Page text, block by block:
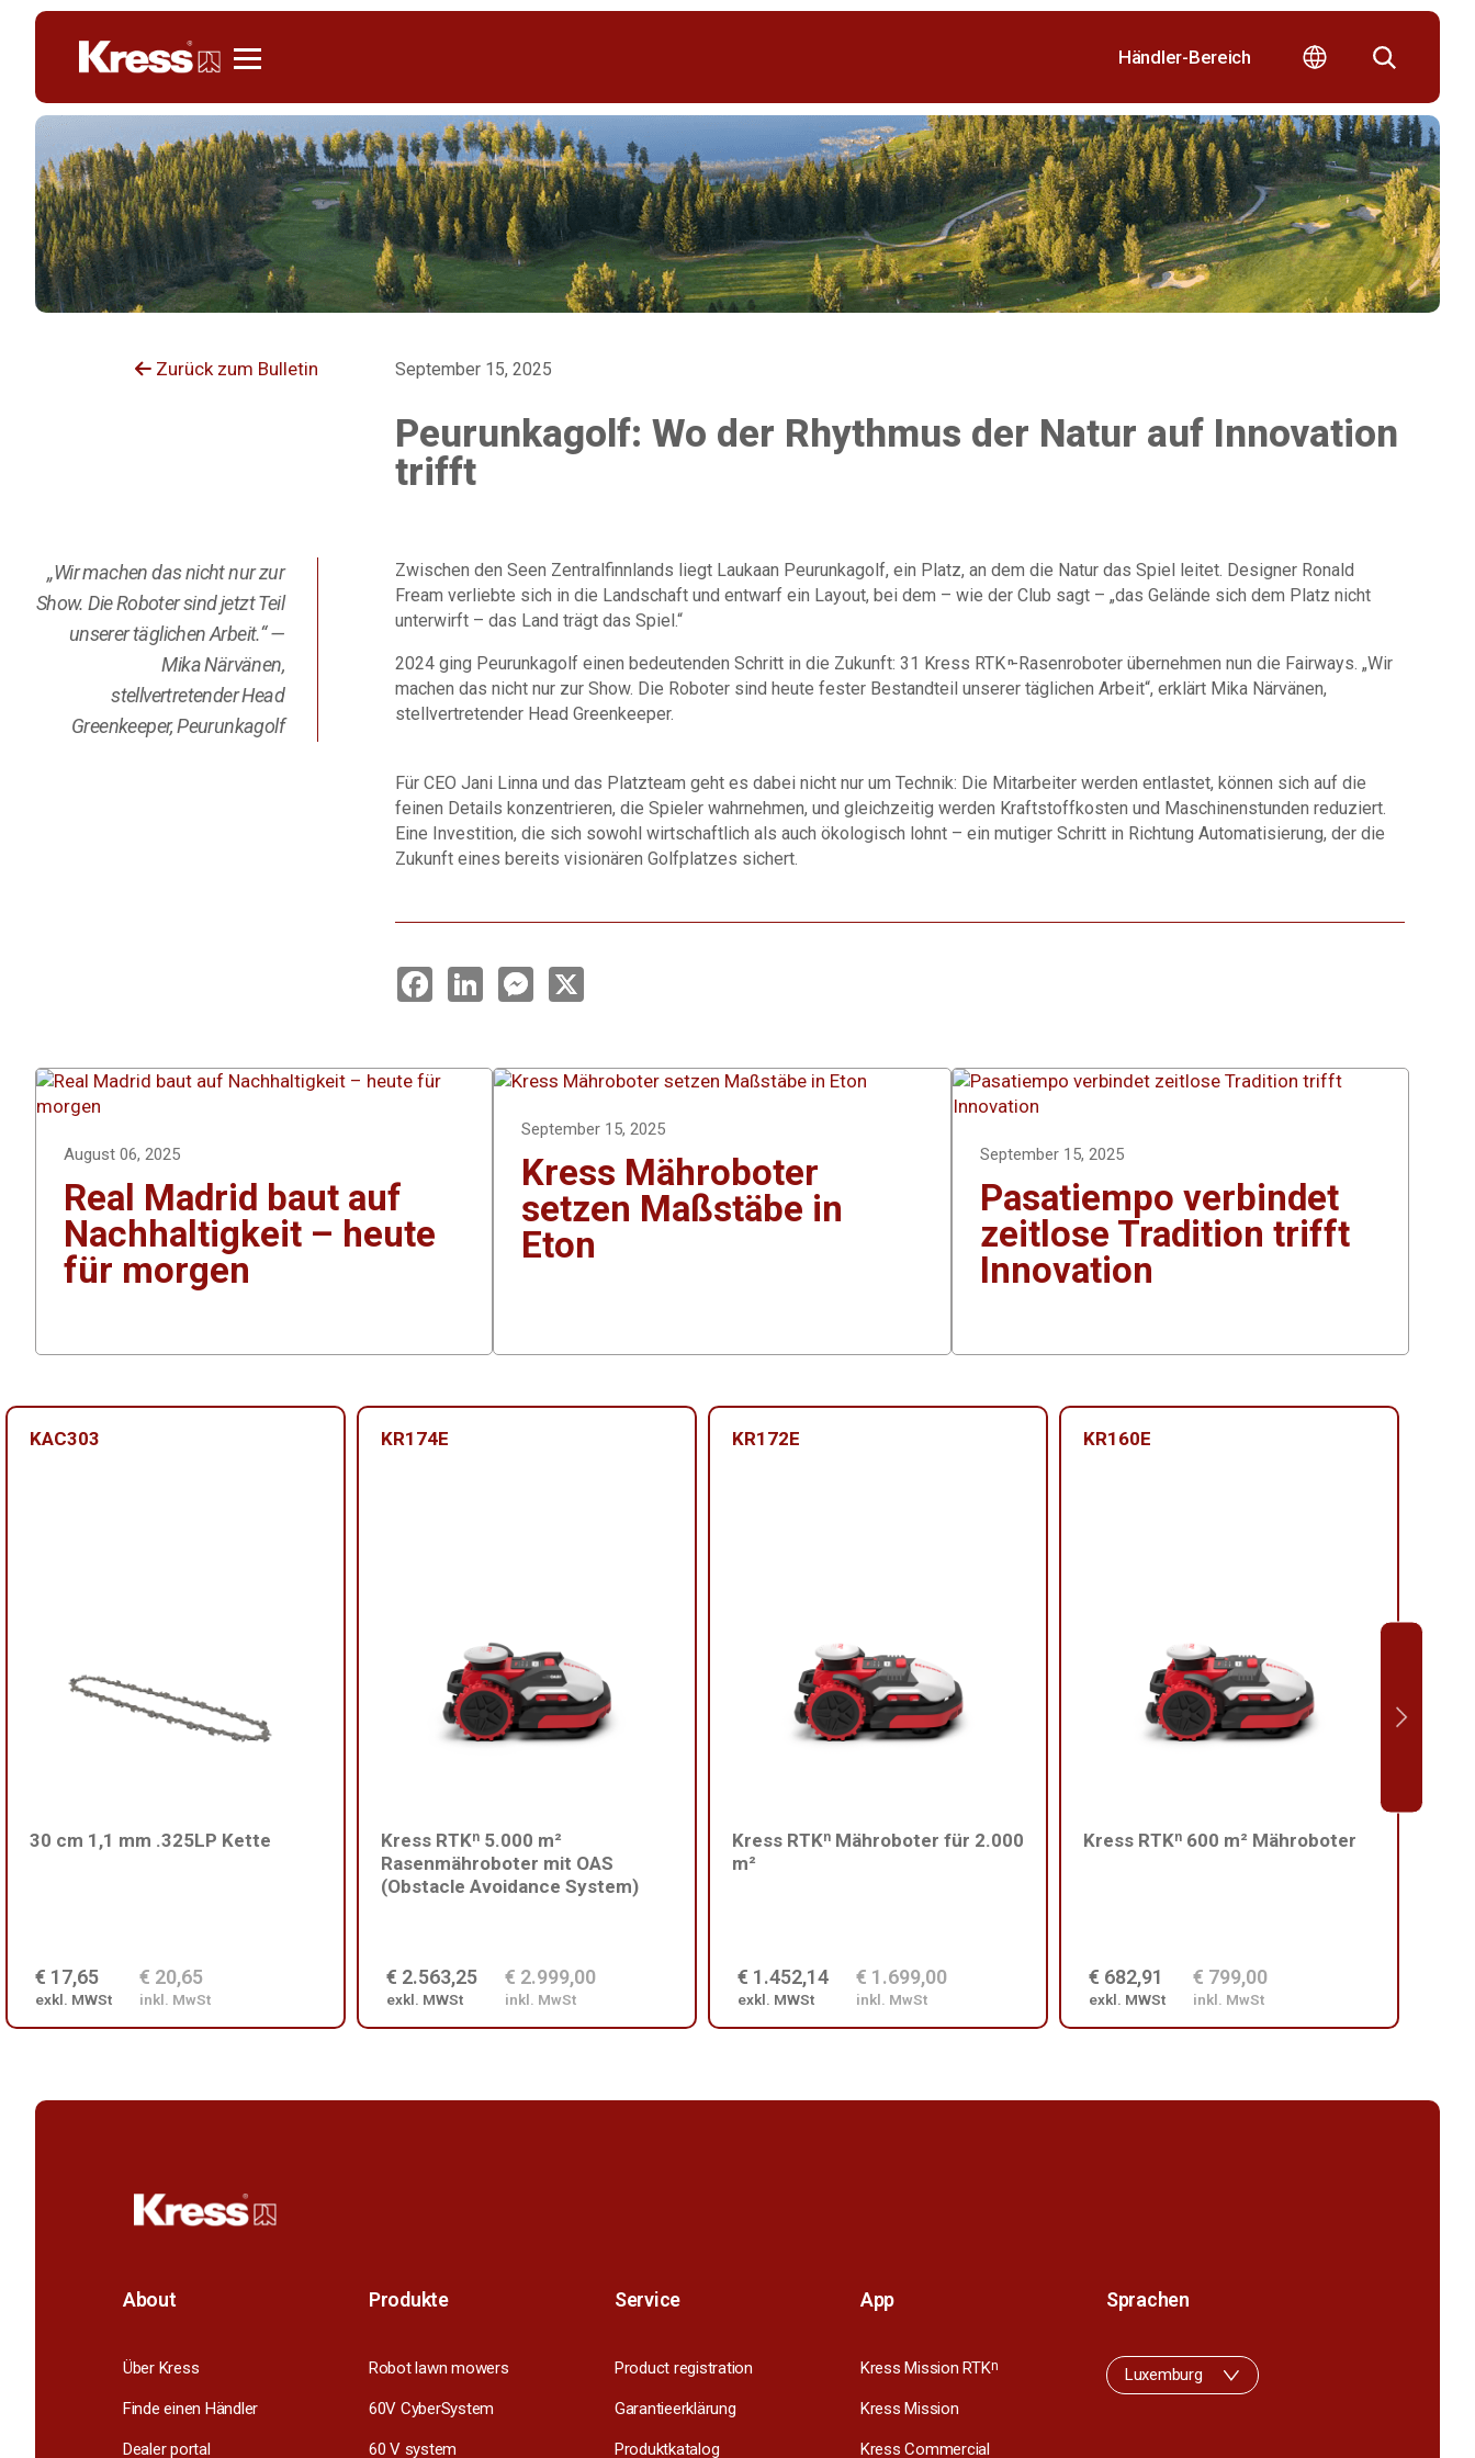
Händler-Bereich
Zurück zum Bulletin September 15, 2025
Peurunkagolf: Wo der Rhythmus der Natur auf Innovation
trifft
„Wir machen das nicht nur zur
Show. Die Roboter sind jetzt Teil
unserer täglichen Arbeit.“ —
Mika Närvänen,
stellvertretender Head
Greenkeeper, Peurunkagolf
Zwischen den Seen Zentralfinnlands liegt Laukaan Peurunkagolf, ein Platz, an dem die Natur das Spiel leitet. Designer Ronald
Fream verliebte sich in die Landschaft und entwarf ein Layout, bei dem – wie der Club sagt – „das Gelände sich dem Platz nicht
unterwirft – das Land trägt das Spiel.“
2024 ging Peurunkagolf einen bedeutenden Schritt in die Zukunft: 31 Kress RTK n-Rasenroboter übernehmen nun die Fairways. „Wir
machen das nicht nur zur Show. Die Roboter sind heute fester Bestandteil unserer täglichen Arbeit“, erklärt Mika Närvänen,
stellvertretender Head Greenkeeper.
Für CEO Jani Linna und das Platzteam geht es dabei nicht nur um Technik: Die Mitarbeiter werden entlastet, können sich auf die
feinen Details konzentrieren, die Spieler wahrnehmen, und gleichzeitig werden Kraftstoffkosten und Maschinenstunden reduziert.
Eine Investition, die sich sowohl wirtschaftlich als auch ökologisch lohnt – ein mutiger Schritt in Richtung Automatisierung, der die
Zukunft eines bereits visionären Golfplatzes sichert.
o
o
d
n
g
August 06, 2025
Real Madrid baut auf
Nachhaltigkeit – heute
für morgen
September 15, 2025
Kress Mähroboter
setzen Maßstäbe in
Eton
September 15, 2025
Pasatiempo verbindet
zeitlose Tradition trifft
Innovation
KAC303
30 cm 1,1 mm .325LP Kette
€ 17,65
exkl. MWSt
€ 20,65
inkl. MwSt
KR174E
Kress RTKⁿ 5.000 m²
Rasenmähroboter mit OAS
(Obstacle Avoidance System)
€ 2.563,25
exkl. MWSt
€ 2.999,00
inkl. MwSt
KR172E
Kress RTKⁿ Mähroboter für 2.000
m²
€ 1.452,14
exkl. MWSt
€ 1.699,00
inkl. MwSt
KR160E
Kress RTKⁿ 600 m² Mähroboter
€ 682,91
exkl. MWSt
€ 799,00
inkl. MwSt
About
Über Kress
Finde einen Händler
Dealer portal
Produkte
Robot lawn mowers
60V CyberSystem
60 V system
Service
Product registration
Garantieerklärung
Produktkatalog
App
Kress Mission RTKn
Kress Mission
Kress Commercial
Sprachen
Luxemburg